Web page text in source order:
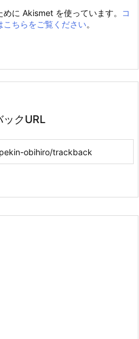
に Akismet を使っています。
コ
こちらをご覧ください。
ックURL